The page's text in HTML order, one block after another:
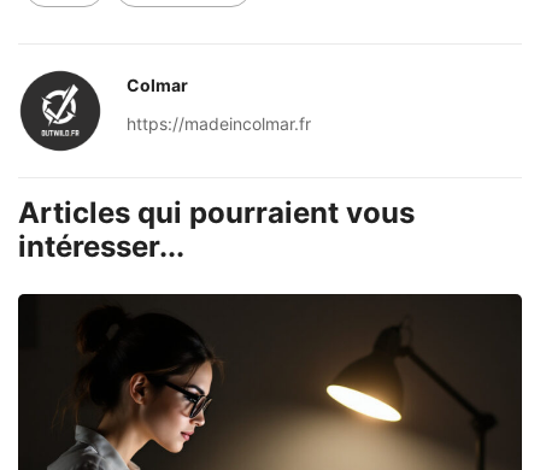
Colmar
https://madeincolmar.fr
Articles qui pourraient vous
intéresser...